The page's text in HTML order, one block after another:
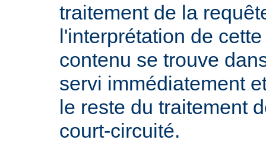
traitement de la
l'interprétation de
contenu se trouve
servi immédiatement
le reste du traitement
court-circuité.